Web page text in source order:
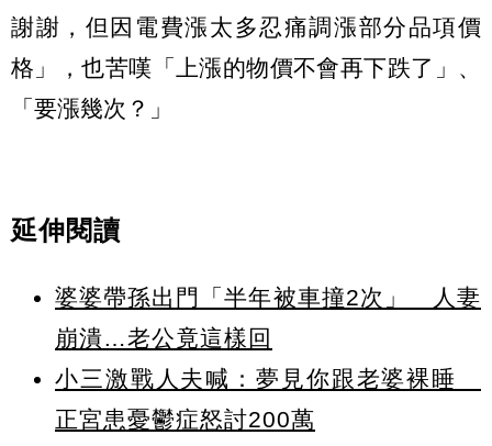
謝謝，但因電費漲太多忍痛調漲部分品項價
格」，也苦嘆「上漲的物價不會再下跌了」、
「要漲幾次？」
延伸閱讀
婆婆帶孫出門「半年被車撞2次」 人妻
崩潰…老公竟這樣回
小三激戰人夫喊：夢見你跟老婆裸睡
正宮患憂鬱症怒討200萬